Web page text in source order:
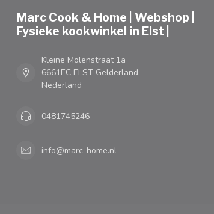
Marc Cook & Home | Webshop |
Fysieke kookwinkel in Elst |
Kleine Molenstraat 1a
6661EC ELST Gelderland
Nederland
0481745246
info@marc-home.nl